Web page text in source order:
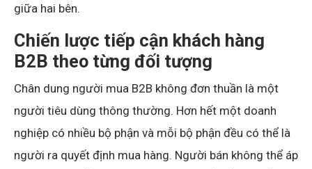
giữa hai bên.
Chiến lược tiếp cận khách hàng
B2B theo từng đối tượng
Chân dung người mua B2B không đơn thuần là một
người tiêu dùng thông thường. Hơn hết một doanh
nghiệp có nhiều bộ phận và mỗi bộ phận đều có thể là
người ra quyết định mua hàng. Người bán không thể áp